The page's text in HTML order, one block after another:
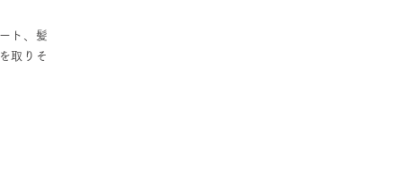
ト、髪
取りそ